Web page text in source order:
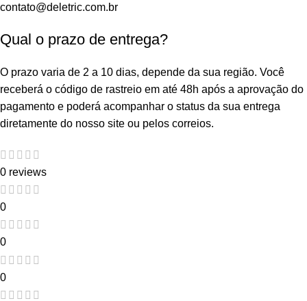
contato@deletric.com.br
Qual o prazo de entrega?
O prazo varia de 2 a 10 dias, depende da sua região. Você
receberá o código de rastreio em até 48h após a aprovação do
pagamento e poderá acompanhar o status da sua entrega
diretamente do nosso site ou pelos correios.
0 reviews
0
0
0